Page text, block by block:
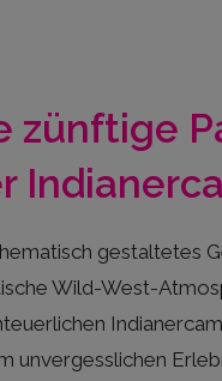
zünftige
gestaltetes
Wild-West-
unvergesslichen